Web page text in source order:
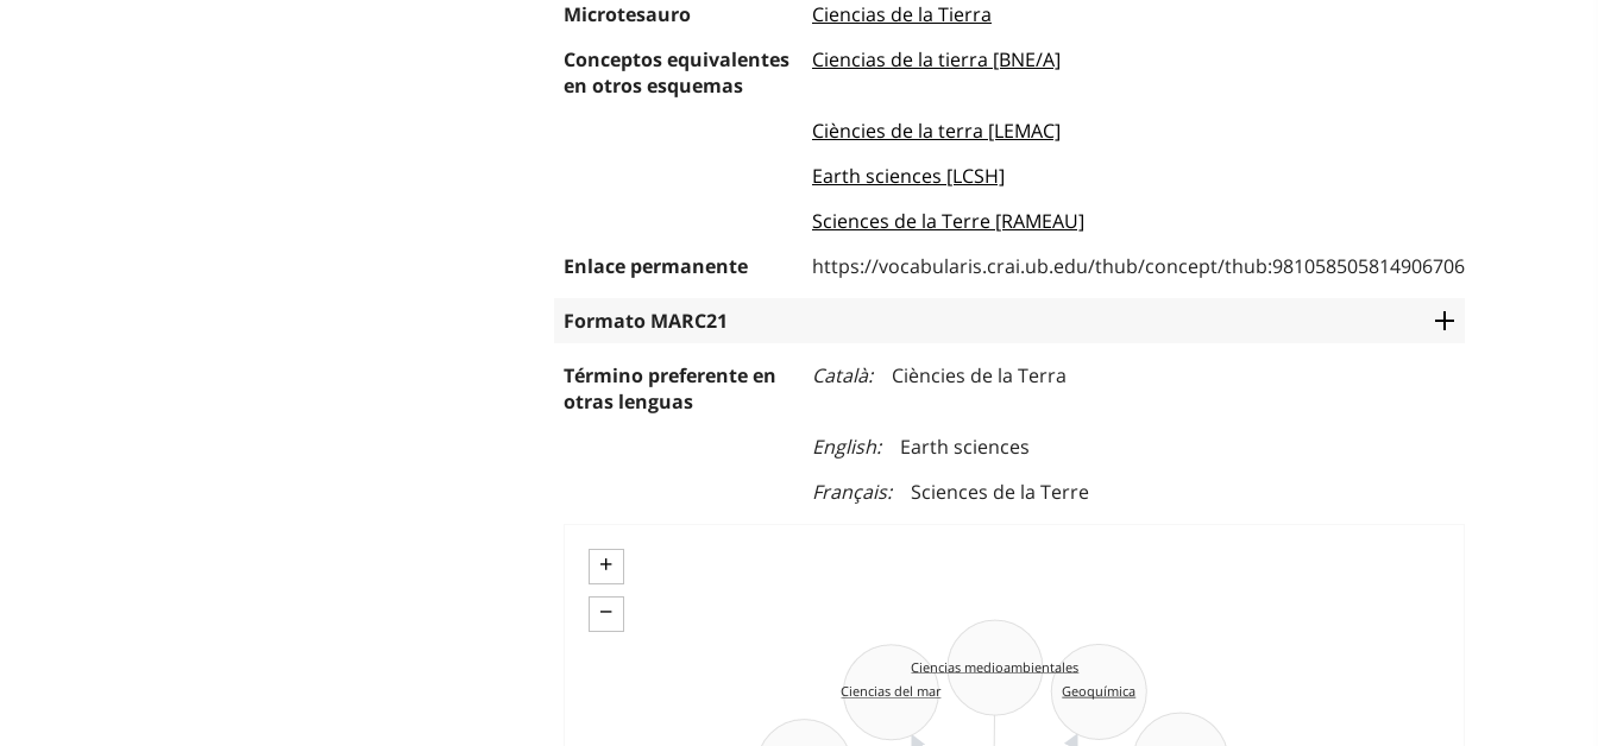
Microtesauro
Ciencias de la Tierra
Conceptos equivalentes
en otros esquemas
Ciencias de la tierra [BNE/A]
Ciències de la terra [LEMAC]
Earth sciences [LCSH]
Sciences de la Terre [RAMEAU]
Enlace permanente
https://vocabularis.crai.ub.edu/thub/concept/thub:981058505814906706
Formato MARC21
Término preferente en
otras lenguas
Català Ciències de la Terra
English
Earth sciences
Français
Sciences de la Terre
+
−
Geoquímica
Ciencias del mar
Ciencias medioambientales